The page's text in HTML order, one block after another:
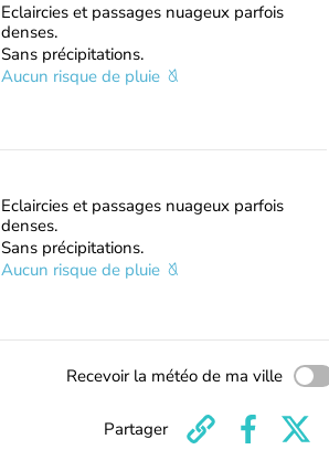
Eclaircies et passages nuageux parfois
denses.
Sans précipitations.
Aucun risque de pluie
Eclaircies et passages nuageux parfois
denses.
Sans précipitations.
Aucun risque de pluie
Recevoir la météo de ma ville
Partager